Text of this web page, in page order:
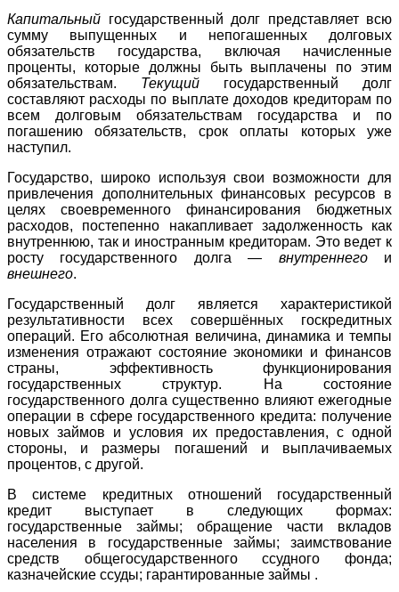
Капитальный государственный долг представляет всю
сумму выпущенных и непогашенных долговых
обязательств государства, включая начисленные
проценты, которые должны быть выплачены по этим
обязательствам. Текущий государственный долг
составляют расходы по выплате доходов кредиторам по
всем долговым обязательствам государства и по
погашению обязательств, срок оплаты которых уже
наступил.
Государство, широко используя свои возможности для
привлечения дополнительных финансовых ресурсов в
целях своевременного финансирования бюджетных
расходов, постепенно накапливает задолженность как
внутреннюю, так и иностранным кредиторам. Это ведет к
росту государственного долга — внутреннегои
внешнего.
Государственный долг является характеристикой
результативности всех совершённых госкредитных
операций. Его абсолютная величина, динамика и темпы
изменения отражают состояние экономики и финансов
страны, эффективность функционирования
государственных структур. На состояние
государственного долга существенно влияют ежегодные
операции в сфере государственного кредита: получение
новых займов и условия их предоставления, с одной
стороны, и размеры погашений и выплачиваемых
процентов, с другой.
В системе кредитных отношений государственный
кредит выступает в следующих формах:
государственные займы; обращение части вкладов
населения в государственные займы; заимствование
средств общегосударственного ссудного фонда;
казначейские ссуды; гарантированные займы .